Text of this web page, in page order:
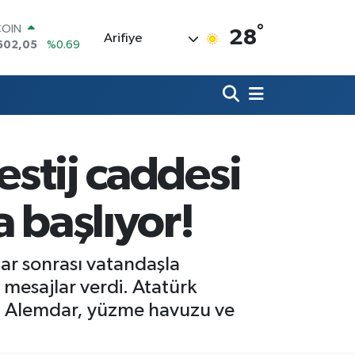
%0.06
%0.02
%48
Arifiye 28°
caddesi
başlıyor!
sonrası vatandaşla
mesajlar verdi. Atatürk
yüzme havuzu ve